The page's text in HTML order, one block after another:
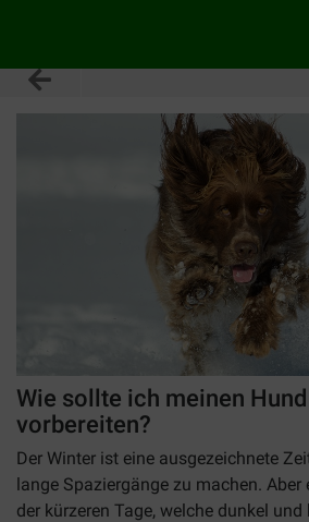
Wie sollte ich meinen
vorbereiten?
Der Winter ist eine ausgezeichnete
lange Spaziergänge zu machen. Aber
der kürzeren Tage, welche dunkel